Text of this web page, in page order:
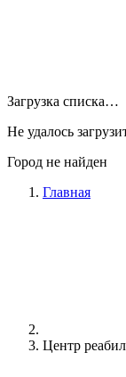
Загрузка списка…
Не удалось
Город не найден
Главная
Центр